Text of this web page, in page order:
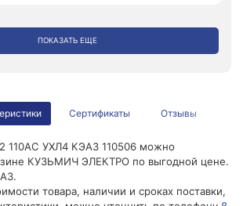
ПОКАЗАТЬ ЕЩЕ
Сертификаты Отзывы
110AC УХЛ4 КЭАЗ 110506 можно
КУЗЬМИЧ ЭЛЕКТРО по выгодной цене.
товара, наличии и сроках поставки,